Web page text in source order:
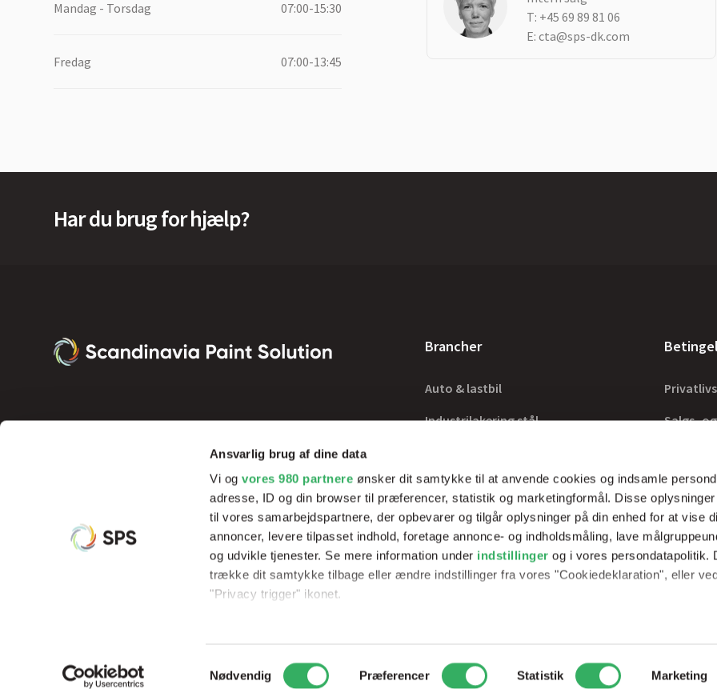
Ansvarlig brug af dine data
Vi ogvores 980 partnere ønsker dit samtykke til at anvende cookies og indsamle
adresse, ID og din browser til præferencer, statistik og marketingformål. Disse
til vores samarbejdspartnere, der opbevarer og tilgår oplysninger på din enhed for at vise
annoncer, levere tilpasset indhold, foretage annonce- og indholdsmåling, lave
og udvikle tjenester. Se mere information under indstillinger og i vores persondatapolitik.
trække dit samtykke tilbage eller ændre indstillinger fra vores "Cookiedeklaration", eller
"Privacy trigger" ikonet.
Vi bruger cookies til at tilpasse vores indhold og annoncer, til at vise dig funktioner til
til at analysere vores trafik. Vi deler også oplysninger om din brug af vores hjemmeside
Samtykkevalg
Nødvendig Præferencer Statistik Marketing
Mandag - Torsdag 07:00-15:30
Fredag 07:00-13:45
T: +45 69 89 81 06
E:cta@sps-dk.com
Har du brug for hjælp?
Brancher
Auto & lastbil
Industrilakering stål
Tilbehør
Salgs-
Vi tilbyder innovative produkter og effektive processer, der sikrer optimale
resultater og rentabilitet, samt hjælp og undervisning af vores erfarne teknikker.
© Copyright 2026 Scandinavia Paint Solution CVR: 33955332 Peder Skrams Vej 7, 5220 Odense SØ Telefon: +45 69898100 Mail: